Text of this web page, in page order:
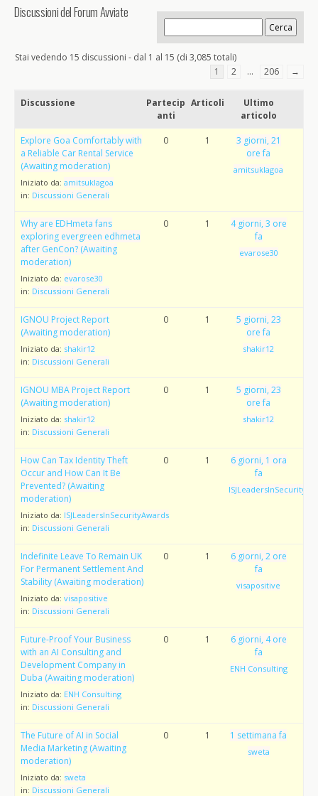
Discussioni del Forum Avviate
Stai vedendo 15 discussioni - dal 1 al 15 (di 3,085 totali)
1
2 … 206 →
Discussione
Partecip
anti
Articoli
Ultimo
articolo
Explore Goa Comfortably with
a Reliable Car Rental Service
(Awaiting moderation)
Iniziato da: amitsuklagoa
in: Discussioni Generali
0 1
3 giorni, 21
ore fa
amitsuklagoa
Why are EDHmeta fans
exploring evergreen edhmeta
after GenCon? (Awaiting
moderation)
Iniziato da: evarose30
in: Discussioni Generali
0 1
4 giorni, 3 ore
fa
evarose30
IGNOU Project Report
(Awaiting moderation)
Iniziato da: shakir12
in: Discussioni Generali
0 1
5 giorni, 23
ore fa
shakir12
IGNOU MBA Project Report
(Awaiting moderation)
Iniziato da: shakir12
in: Discussioni Generali
0 1
5 giorni, 23
ore fa
shakir12
How Can Tax Identity Theft
Occur and How Can It Be
Prevented? (Awaiting
moderation)
Iniziato da: ISJLeadersInSecurityAwards
in: Discussioni Generali
0 1
6 giorni, 1 ora
fa
Indefinite Leave To Remain UK
For Permanent Settlement And
Stability (Awaiting moderation)
Iniziato da: visapositive
in: Discussioni Generali
0 1
6 giorni, 2 ore
fa
visapositive
Future-Proof Your Business
with an AI Consulting and
Development Company in
Duba (Awaiting moderation)
Iniziato da: ENH Consulting
in: Discussioni Generali
0 1
6 giorni, 4 ore
fa
ENH Consulting
The Future of AI in Social
Media Marketing (Awaiting
moderation)
Iniziato da: sweta
in: Discussioni Generali
0 1 1 settimana fa
sweta